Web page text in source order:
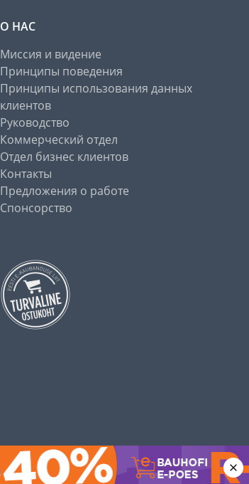
О НАС
Миссия и видение
Принципы поведения
Принципы использования данных
клиентов
Руководство
Коммерческий отдел
Отдел бизнес клиентов
Контакты
Предложения о работе
Спонсорство